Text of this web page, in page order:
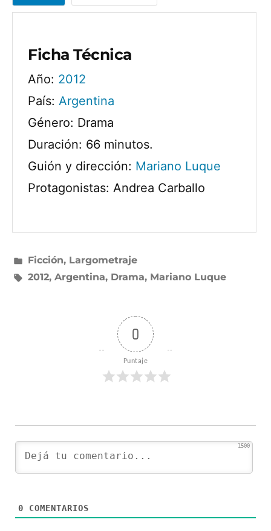
Ficha Técnica
Año: 2012
País: Argentina
Género: Drama
Duración: 66 minutos.
Guión y dirección: Mariano Luque
Protagonistas: Andrea Carballo
Publicado
en
Ficción, Largometraje
Etiquetas:
2012, Argentina, Drama, Mariano Luque
0
Puntaje
1500
0 COMENTARIOS